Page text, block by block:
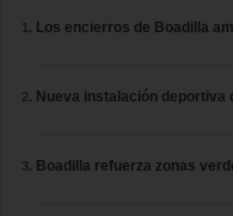
Los encierros de Boadilla
Nueva instalación deportiva
Boadilla refuerza zonas